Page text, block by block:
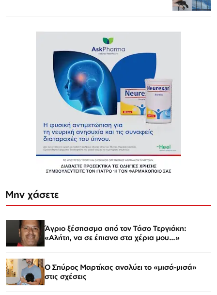
Μην χάσετε
Άγριο ξέσπασμα από τον Τάσο Τεργιάκη:
«Αλήτη, να σε έπιανα στα χέρια μου…»
Ο Σπύρος Μαρτίκας αναλύει το «μισά-μισά»
στις σχέσεις